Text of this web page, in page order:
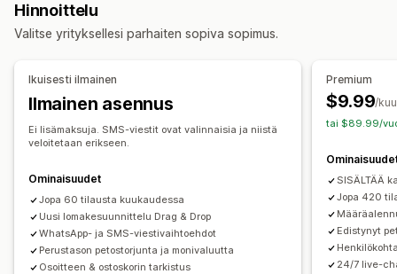
Lomakkeen mukauttaminen
Mukautetut painikkeet
Mukautetut pohjat/asettelut
Mukautetut viestit
Osoitteen vahvistus
Konversio ja lisämyynti
Ristiinmyynti Alennukset Tilaus yhdellä klikkauksella
Lisämyynti yhdellä klikkauksella
Oston jälkeiset lisämyynnit Pikseliseuranta
Ostoskorin palautus
Tuotesivulisämyynti
Yhden klikkauksen lisäosat (add-ons)
Ponnahdusilmoitukset
Mukautettu HTML-koodi
Monta valuuttaa Monikielisyys Mukautetut säännöt
Toimitussuoja
Ilmainen toimitus Tuotesuositukset
Usein yhdessä ostetut tuotteet
Määräalennukset Volyymialennukset
Hinnoittelu
Valitse yrityksellesi parhaiten sopiva sopimus.
Ikuisesti ilmainen
Ilmainen asennus
Ei lisämaksuja. SMS-viestit ovat valinnaisia ja niistä
veloitetaan erikseen.
Ominaisuudet
Jopa 60 tilausta kuukaudessa
Uusi lomakesuunnittelu Drag & Drop
WhatsApp- ja SMS-viestivaihtoehdot
Perustason petostorjunta ja monivaluutta
Osoitteen & ostoskorin tarkistus
Premium
$9.99/
tai $89.99/
SISÄLTÄÄ
Jopa 420
Edistynyt
24/7 live-